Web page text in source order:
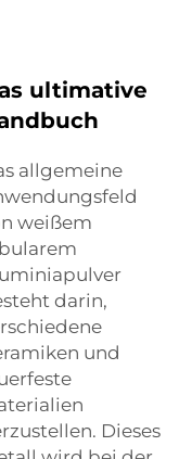
ultimative
allgemeine
weißem
darin,
und
Dieses